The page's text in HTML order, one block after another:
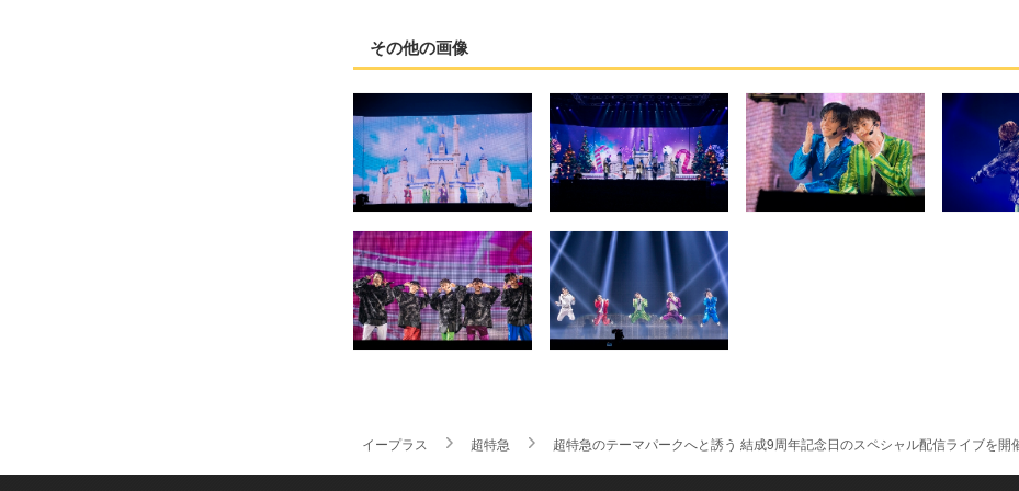
その他の画像
イープラス 超特急 超特急のテーマパークへと誘う 結成9周年記念日のスペシャル配信ライブを開